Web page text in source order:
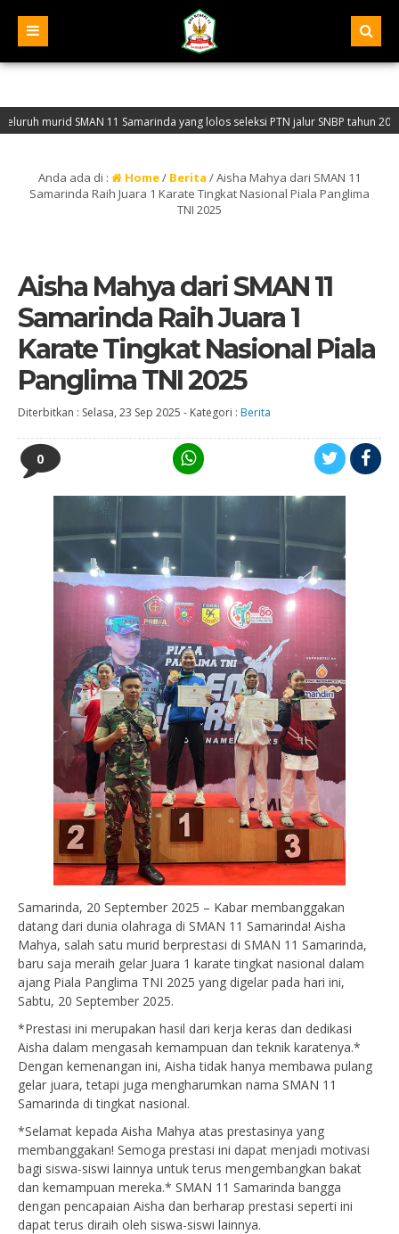
SMAN 11 Samarinda yang lolos seleksi PTN jalur SNBP tahun 2026
Anda ada di : Home/ Berita /Aisha Mahya dari SMAN 11
Samarinda Raih Juara 1 Karate Tingkat Nasional Piala Panglima
TNI 2025
Aisha Mahya dari SMAN 11
Samarinda Raih Juara 1
Karate Tingkat Nasional Piala
Panglima TNI 2025
Diterbitkan : Selasa, 23 Sep 2025 - Kategori : Berita
0
Samarinda, 20 September 2025 – Kabar membanggakan
datang dari dunia olahraga di SMAN 11 Samarinda! Aisha
Mahya, salah satu murid berprestasi di SMAN 11 Samarinda,
baru saja meraih gelar Juara 1 karate tingkat nasional dalam
ajang Piala Panglima TNI 2025 yang digelar pada hari ini,
Sabtu, 20 September 2025.
*Prestasi ini merupakan hasil dari kerja keras dan dedikasi
Aisha dalam mengasah kemampuan dan teknik karatenya.*
Dengan kemenangan ini, Aisha tidak hanya membawa pulang
gelar juara, tetapi juga mengharumkan nama SMAN 11
Samarinda di tingkat nasional.
*Selamat kepada Aisha Mahya atas prestasinya yang
membanggakan! Semoga prestasi ini dapat menjadi motivasi
bagi siswa-siswi lainnya untuk terus mengembangkan bakat
dan kemampuan mereka.* SMAN 11 Samarinda bangga
dengan pencapaian Aisha dan berharap prestasi seperti ini
dapat terus diraih oleh siswa-siswi lainnya.